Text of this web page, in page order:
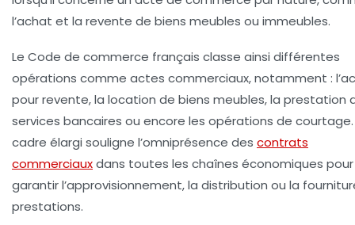
l’achat et la revente de biens meubles ou immeubles.
Le Code de commerce français classe ainsi différentes
opérations comme actes commerciaux, notamment :
pour revente, la location de biens meubles, la prestation
services bancaires ou encore les opérations de
cadre élargi souligne l’omniprésence des contrats
commerciauxdans toutes les chaînes économiques pour
garantir l’approvisionnement, la distribution ou la
prestations.